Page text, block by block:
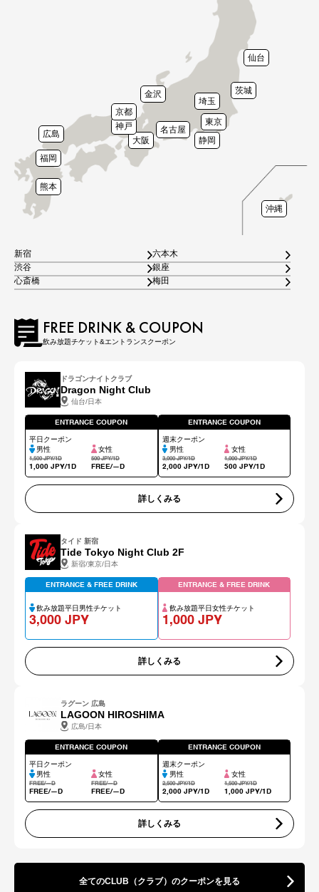
東京
仙台
大阪
神戸 名古屋
埼玉
静岡
京都
広島
福岡
熊本
沖縄
茨城
金沢
新宿
六本木
渋谷
銀座
心斎橋
梅田
FREE DRINK & COUPON
飲み放題チケット&エントランスクーポン
ドラゴンナイトクラブ
Dragon Night Club
仙台/日本
ENTRANCE COUPON
平日クーポン
男性
1,500 JPY/1D
1,000 JPY/1D
女性
500 JPY/1D
FREE/―D
ENTRANCE COUPON
週末クーポン
男性
3,000 JPY/1D
2,000 JPY/1D
女性
1,000 JPY/1D
500 JPY/1D
詳しくみる
タイド 新宿
Tide Tokyo Night Club 2F
新宿/東京/日本
ENTRANCE & FREE DRINK
飲み放題平日男性チケット
3,000 JPY
ENTRANCE & FREE DRINK
飲み放題平日女性チケット
1,000 JPY
詳しくみる
ラグーン 広島
LAGOON HIROSHIMA
広島/日本
ENTRANCE COUPON
平日クーポン
男性
FREE/―D
FREE/―D
女性
FREE/―D
FREE/―D
ENTRANCE COUPON
週末クーポン
男性
2,500 JPY/1D
2,000 JPY/1D
女性
1,500 JPY/1D
1,000 JPY/1D
詳しくみる
全てのCLUB（クラブ）のクーポンを見る